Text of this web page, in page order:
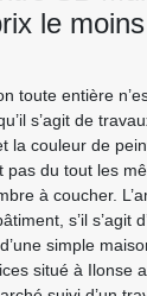
le
toute entière
s’agit de
la couleur de
du tout les
à coucher.
s’il s’agit
simple
situé à Ilonse